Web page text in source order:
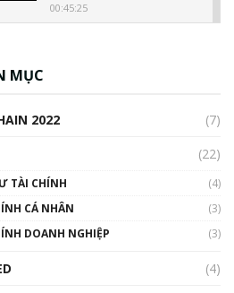
00:45:25
uptrend trong năm 2023? |
Phổ cập Blockchain
00:02:14
Nhìn lại năm 2022: Những
MỤC
2022
(7)
(22)
TÀI CHÍNH
(4)
CÁ NHÂN
(3)
DOANH NGHIỆP
(3)
(4)